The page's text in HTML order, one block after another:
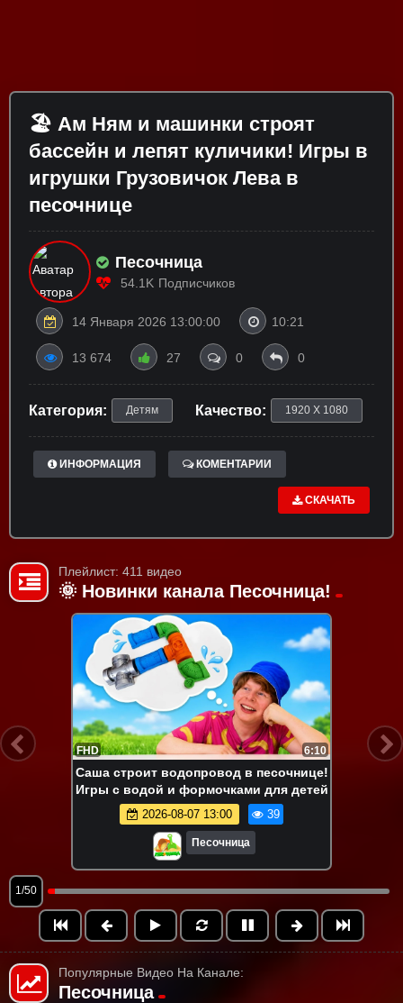
🏖️ Ам Ням и машинки строят
бассейн и лепят куличики! Игры в
игрушки Грузовичок Лева в
песочнице
Песочница
54.1K Подписчиков
14 Января 2026 13:00:00 10:21
13 674 27 0 0
Категория: Детям Качество: 1920 X 1080
ИНФОРМАЦИЯ КОМЕНТАРИИ
СКАЧАТЬ
Плейлист: 411 видео
🌞 Новинки канала Песочница!
FHD 6:10
Саша строит водопровод в песочнице!
Игры с водой и формочками для детей
2026-08-07 13:00 39
Песочница
1/50
Популярные Видео На Канале:
Песочница